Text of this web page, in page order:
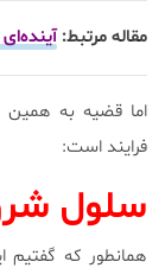
مقاله مرتبط:
اما قضیه به
فرایند است:
سلول
همانطور که گفتیم